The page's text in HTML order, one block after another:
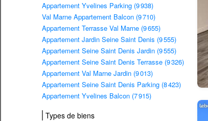
Appartement Yvelines Parking (9 938)
Val Marne Appartement Balcon (9 710)
Appartement Terrasse Val Marne (9 655)
Appartement Jardin Seine Saint Denis (9 555)
Appartement Seine Saint Denis Jardin (9 555)
Appartement Seine Saint Denis Terrasse (9 326)
Appartement Val Marne Jardin (9 013)
Appartement Seine Saint Denis Parking (8 423)
Appartement Yvelines Balcon (7 915)
Types de biens